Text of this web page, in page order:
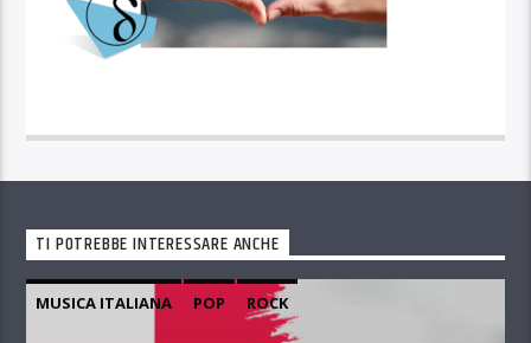
TI POTREBBE INTERESSARE ANCHE
MUSICA ITALIANA POP ROCK